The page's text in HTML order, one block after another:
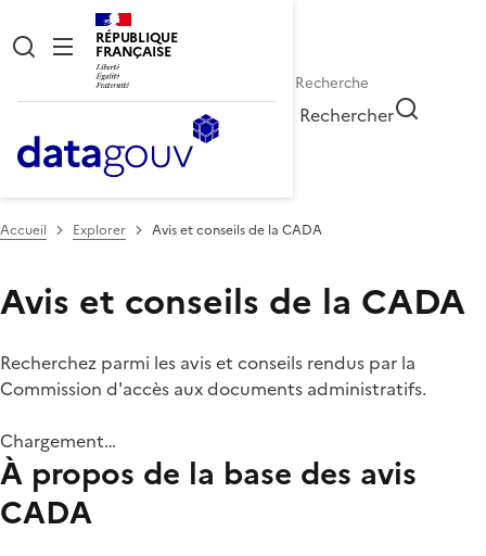
RÉPUBLIQUE
FRANÇAISE
Rechercher
Accueil Explorer Avis et conseils de la CADA
Avis et conseils de la CADA
Recherchez parmi les avis et conseils rendus par la
Commission d'accès aux documents administratifs.
Chargement…
À propos de la base des avis
CADA